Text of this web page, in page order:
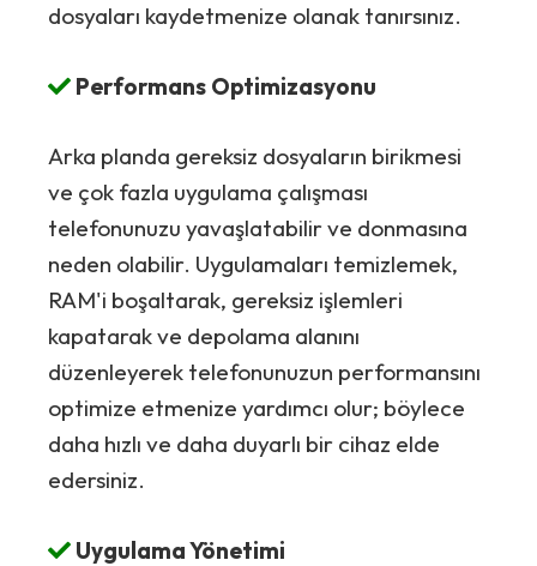
dosyaları kaydetmenize olanak tanırsınız.
Performans Optimizasyonu
Arka planda gereksiz dosyaların birikmesi
ve çok fazla uygulama çalışması
telefonunuzu yavaşlatabilir ve donmasına
neden olabilir. Uygulamaları temizlemek,
RAM'i boşaltarak, gereksiz işlemleri
kapatarak ve depolama alanını
düzenleyerek telefonunuzun performansını
optimize etmenize yardımcı olur; böylece
daha hızlı ve daha duyarlı bir cihaz elde
edersiniz.
Uygulama Yönetimi